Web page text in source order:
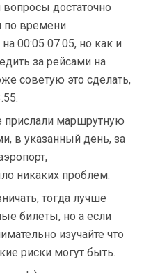
достаточно
по времени
00:05 07.05, но как и
за рейсами на
советую это сделать,
прислали маршрутную
в указанный день, за
никаких проблем.
тогда лучше
билеты, но а если
изучайте что
риски могут быть.